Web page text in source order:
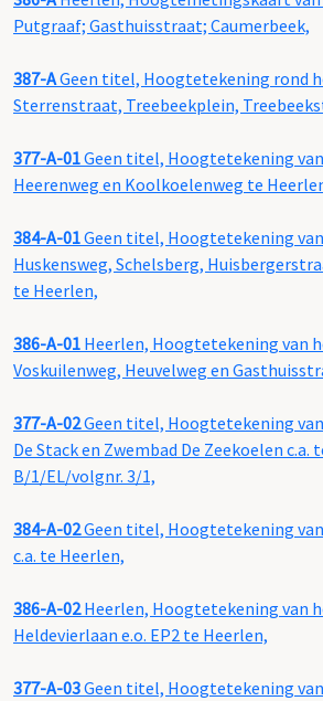
Putgraaf; Gasthuisstraat; Caumerbeek,
387-AGeen titel, Hoogtetekening rond
Sterrenstraat, Treebeekplein,
377-A-01Geen titel, Hoogtetekening
Heerenweg en Koolkoelenweg te
384-A-01Geen titel, Hoogtetekening
Huskensweg, Schelsberg,
te Heerlen,
386-A-01 Heerlen, Hoogtetekening van
Voskuilenweg, Heuvelweg en
377-A-02Geen titel, Hoogtetekening
De Stack en Zwembad De Zeekoelen c.a.
B/1/EL/volgnr. 3/1,
384-A-02Geen titel, Hoogtetekening
c.a. te Heerlen,
386-A-02Heerlen, Hoogtetekening van
Heldevierlaan e.o. EP2 te Heerlen,
377-A-03Geen titel, Hoogtetekening